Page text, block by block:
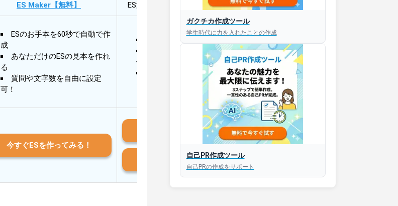
ES Maker【無料】 ES添削・面接対策アプリ【無料】
ESのお手本を60秒で自動で作
成
あなただけのESの見本を作れ
る
質問や文字数を自由に設定
可！
30秒以内にあなたのESを添削
30秒以内にあなただけのESを
作成
AIと対話して面接練習ができ
今すぐESを作ってみる！
iOS版はこちら
Android版はこちら
ガクチカ作成ツール
学生時代に力を入れたことの作成
自己PR作成ツール
自己PRの作成をサポート